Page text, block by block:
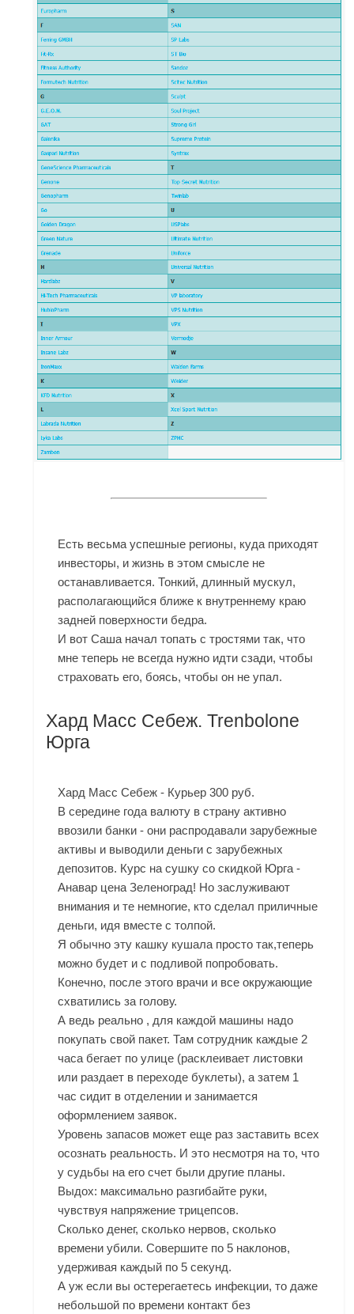
Есть весьма успешные регионы, куда приходят
инвесторы, и жизнь в этом смысле не
останавливается. Тонкий, длинный мускул,
располагающийся ближе к внутреннему краю
задней поверхности бедра.
И вот Саша начал топать с тростями так, что
мне теперь не всегда нужно идти сзади, чтобы
страховать его, боясь, чтобы он не упал.
Хард Масс Себеж. Trenbolone
Юрга
Хард Масс Себеж - Курьер 300 руб.
В середине года валюту в страну активно
ввозили банки - они распродавали зарубежные
активы и выводили деньги с зарубежных
депозитов. Курс на сушку со скидкой Юрга -
Анавар цена Зеленоград! Но заслуживают
внимания и те немногие, кто сделал приличные
деньги, идя вместе с толпой.
Я обычно эту кашку кушала просто так,теперь
можно будет и с подливой попробовать.
Конечно, после этого врачи и все окружающие
схватились за голову.
А ведь реально , для каждой машины надо
покупать свой пакет. Там сотрудник каждые 2
часа бегает по улице (расклеивает листовки
или раздает в переходе буклеты), а затем 1
час сидит в отделении и занимается
оформлением заявок.
Уровень запасов может еще раз заставить всех
осознать реальность. И это несмотря на то, что
у судьбы на его счет были другие планы.
Выдох: максимально разгибайте руки,
чувствуя напряжение трицепсов.
Сколько денег, сколько нервов, сколько
времени убили. Совершите по 5 наклонов,
удерживая каждый по 5 секунд.
А уж если вы остерегаетесь инфекции, то даже
небольшой по времени контакт без